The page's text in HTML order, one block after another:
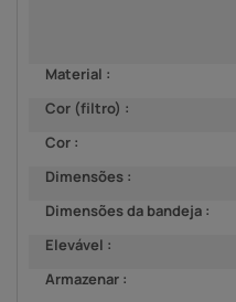
Material :
Cor (filtro) :
Cor :
Dimensões :
Dimensões da bandeja :
Elevável :
Armazenar :